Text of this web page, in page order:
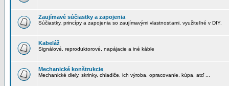
Zaujímavé súčiastky a zapojenia
Súčiastky, princípy a zapojenia so zaujímavými vlastnosťami, využiteľné v DIY.
Kabeláž
Signálové, reproduktorové, napájacie a iné káble
Mechanické konštrukcie
Mechanické diely, skrinky, chladiče, ich výroba, opracovanie, kúpa, atď ...